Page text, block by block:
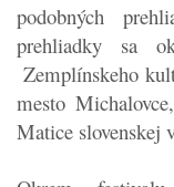
podobných
prehliadky sa
Zemplínskeho
mesto
Matice slovenskej